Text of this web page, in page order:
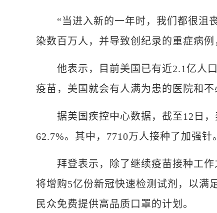
“当进入新的一年时，我们都很沮丧
染数百万人，并导致创纪录的重症病
他表示，目前美国已有近2.1亿人口
疫苗，美国就会有人满为患的医院和不
据美国疾控中心数据，截至12日，
62.7%。其中，7710万人接种了加强针。
拜登表示，除了继续疫苗接种工作
将增购5亿份新冠快速检测试剂，以满
民众免费提供高品质口罩的计划。